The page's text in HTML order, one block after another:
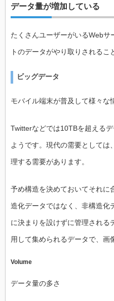
データ量が増加している
たくさんユーザーがいるWebサ
トのデータがやり取りされるこ
ビッグデータ
モバイル端末が普及して様々な
Twitterなどでは10TBを超える
ようです。現代の需要としては
理する需要があります。
予め構造を決めておいてそれに
造化データではなく、非構造化
に決まりを設けずに管理される
用して集められるデータで、画
Volume
データ量の多さ